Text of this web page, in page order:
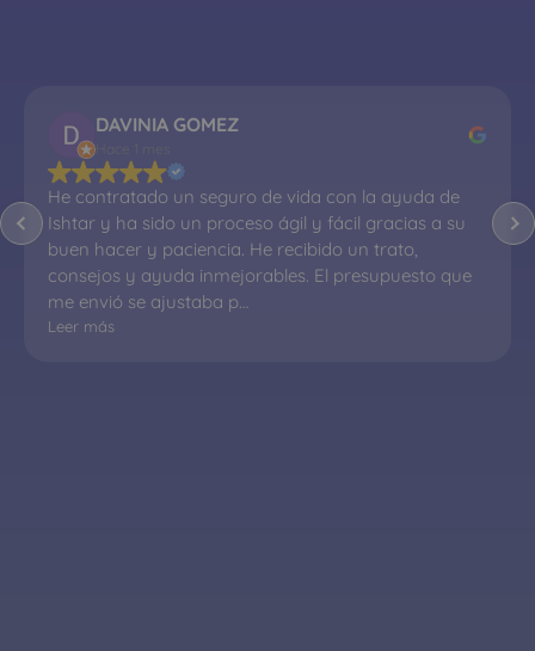
DAVINIA GOMEZ
He contratado un seguro de vida con la ayuda de
Ishtar y ha sido un proceso ágil y fácil gracias a su
buen hacer y paciencia. He recibido un trato,
consejos y ayuda inmejorables. El presupuesto que
me envió se ajustaba p…
Leer más